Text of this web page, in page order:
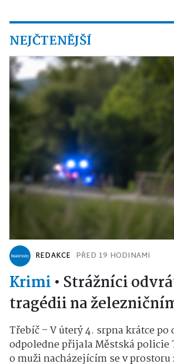
NEJČTENĚJŠÍ
REDAKCE PŘED 19 HODINAMI
Krimi • Strážníci
tragédii na
Třebíč – V úterý 4. srpna krátce
odpoledne přijala Městská policie
o muži nacházejícím se v